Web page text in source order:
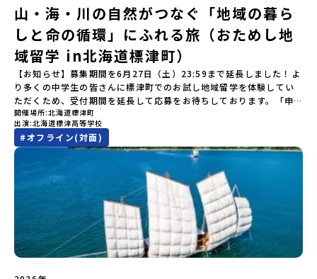
ませんので、ご了承ください。・お申し込みについてお申込はお一
人様1回限りです。PC・スマートフォンからお申込ください。申込
後の内容変更はできません。お申込時は、メールアドレスの入力間
違いにご注意ください。・宿泊について１室に複数(同性2～4名程
度)で宿泊いただく予定です。・食事アレルギー対応について個別の
詳細なアレルギー対応希望にはお応えしかねる場合がございます。
対応が必要な場合は必ず事前にご相談ください。・参加取消や急遽
参加できなくなった場合について参加決定後の参加お取り消しはご
遠慮下さい。やむを得ないお取り消しの場合はお早めに事務局まで
ご連絡ください。・キャンセルポリシーやむを得ない参加お取り消
しの場合、以下のルールに沿って対応させていただきます。ご了承
ください。プログラム開催日の前日＜7月17日＞から、【キャンセル
のご連絡日：お支払いいただく旅行代金】・21日目にあたる日以
前：無料・20日目-8日目：20％・7日目-2日目：30％・プログラム
開始日の前日：40％・プログラム開始日当日：50％・ご連絡無しで
の不参加またはプログラム開始後の解除：100％・催行中止について
天候などの状況等によって開催を見合わせる可能性があります。そ
の場合は原則、開催日1週間前までにご連絡いたします。又、最少催
行人数に達しなかった場合は、開催日3週間前までに催行中止の旨を
メールにてご連絡いたします。・よくあるご質問その他、よくある
ご質問についてはこちらをご確認ください。運営団体について＜プ
へ〜日本全国20以上の地域から選んで参加できる「おためし地域留
学」の全体像や魅力について、説明会を開催しました。中学生一人
での参加にあたり、保護者様が特に気になる「安全面」や「事務局
のサポート体制」についても詳しく解説しています。ぜひ、ご自宅
からお気軽にご視聴ください。🎬 [アーカイブ動画を視聴す
る]YouTube：https://youtu.be/Yt8nd04aNgA?
si=e5erbspvwz5O8_uF 【STEP 2】大樹町プログラム説明会〜
「大樹町」の内容を具体的に深掘りしたい方へ〜全体説明を聞いた
うえで、「大樹町では具体的に何をするの？」「どんな町なの？」
という疑問にお答えする説明会です。大樹町ならではの豊かな文化
や、2泊3日のプログラムの中身をたっぷりとお伝えします。日
時： 5月13日(水) 19：00〜19：40内 容： 大樹町ってどんなとこ
ろ？プログラム詳細解説、質疑応答お申し込み：https://c-
mirai.jp/events/002112お気軽にどうぞ！「はじめての一人旅だ
けど大丈夫？」「どんな体験ができるの？」そんな保護者様の不安
や、中学生のみなさんの素朴な疑問にスタッフが直接お答えしま
す。チャットでの質問も可能ですので、ぜひご自宅からリラックス
してご参加ください。▼お申し込み前に必ずご確認ください・参加
規約への同意プログラムへの参加申し込みいただく前に、「お申し
ラム内のアクティビティ・体験費用・一部の食事代*以下の費用は参
加者のご負担となります・集合場所までの往復交通費・お土産代や
自由時間の個人飲食費などの個人的費用【募集人数】最大10名（お
申し込み多数の場合は抽選の上決定）【参加者決定】お申し込み多
数の場合は、締め切り後1週間を目途に当落結果をご連絡いたしま
す。【申し込み受付期間】6月1日(月)12：00 から 6月15日(月)
12：00まで疑問も不安もワクワクに変える！「おためし地域留学」
ステップアップ説明会プログラムの内容を詳しく知りたい方や、お
申し込みを迷われている方向けにZoomでのオンライン配信を行い
ます。知りたい情報のレベルに合わせて、以下の2つのステップをご
活用ください。【STEP 1】全体オンライン説明会（アーカイブ動画
を公開中！）〜まずは「おためし地域留学」を知りたい方へ〜日本
全国20以上の地域から選んで参加できる「おためし地域留学」の全
体像や魅力について、説明会を開催しました。中学生一人での参加
にあたり、保護者様が特に気になる「安全面」や「事務局のサポー
ト体制」についても詳しく解説しています。ぜひ、ご自宅からお気
軽にご視聴ください。🎬 [アーカイブ動画を視聴する]YouTube：
https://youtu.be/Yt8nd04aNgA?si=e5erbspvwz5O8_uF
【STEP 2】出水市・出水工業高校プログラム説明会〜「出水市・出
水工業高校」の内容を具体的に深掘りしたい方へ〜全体説明を聞い
たうえで、「出水市では具体的に何をするの？」「どんな町な
で、一年中自然アクティビティを楽しむことができます！そして八
幡平市にある「松川地熱発電所」は、日本で初めて「地球のチカラ
を電気に変えた」場所！八幡平の地下からわき出す蒸気をそのまま
電気に変える「地球・自然にやさしい最先端のエネルギー」を生み
出す挑戦をしてきた町です。今回のプログラムでは、この松川地熱
発電所から吹き出す地熱蒸気を使った「アート体験」をすることが
できます。世界でここだけ！地球のチカラを使った幻想的なグラデ
ーションのアートづくりをぜひ体験してみてください！さらに八幡
平市は自然（山）の恵みを生かした料理がとても美味しい地域で
す。みなさんの地元の味とは違う「岩手の郷土料理」を味わって楽
しんでください🎵今回はこの大自然や文化が魅力的な八幡平市で、
日本全国から集まる中学生や「平舘（たいらだて）高校」の高校生
と一緒にさまざまなアクティビティを体験していただきます。他に
はないスペシャルな魅力がギュッと詰まった岩手県八幡平市で五感
を使いながら、まちの魅力を一緒に探究してみませんか？地域と一
体になり「開拓者精神」を育む！「平舘（たいらだて）高校」と
は？今回のプログラムを一緒に過ごしてくれる高校生は「平舘（た
いらだて）高校」の生徒たち。この高校の特徴は「地域と一体にな
った探究教育」と「自分で考えて動くチカラを大切にしている」こ
山・海・川の自然がつなぐ「地域の暮ら
しと命の循環」にふれる旅（おためし地
域留学 in北海道標津町）
【お知らせ】募集期間を6月27日（土）23:59まで延長しました！よ
り多くの中学生の皆さんに標津町でのお試し地域留学を体験してい
ただくため、受付期間を延長して応募をお待ちしております。「申
し込みのタイミングを逃してしまった」という方も、この機会にぜ
ひ一歩踏み出してみませんか？※都合により締め切りを早める場合
がございます。お早目にご応募ください！-------奨学金のお知らせ-
------＼返還不要・3年間最大72万／💡北海道の高校留学に【毎月2
万円】の給付型奨学金～夢に向かって一歩踏み出す、あなたの未来
を応援！～ 詳細・条件はこちらから-----------------------------
----＜体験費・宿泊費が無料！＞一万年前から続く自然と人の暮らし
が今も残る町！広大な自然と生き物とともに生きる豊かさに触れ、
まちの暮らしを一緒に体験してみませんか？「地元以外の地域の暮
らしが気になる。いつか留学してみたい！」「大自然と生き物が好
き！興味がある！」「自分の進学や将来の可能性をもっとひらきた
い！」そんな中学生のみなさんにおすすめ！「おためし地域留学体
験」は、日本全国約200の高校と連携し、地域の枠を超えて学校生活
開催場所 北海道標津町
出演 北海道標津高等学校
#オフライン(対面)